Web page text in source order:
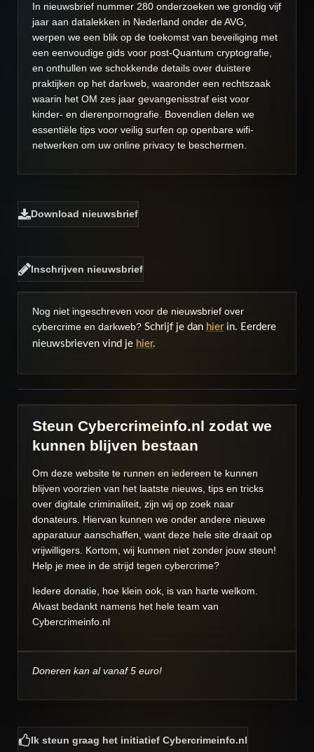
In nieuwsbrief nummer 280 onderzoeken we grondig vijf
jaar aan datalekken in Nederland onder de AVG,
werpen we een blik op de toekomst van beveiliging met
een eenvoudige gids voor post-Quantum cryptografie,
en onthullen we schokkende details over duistere
praktijken op het darkweb, waaronder een rechtszaak
waarin het OM zes jaar gevangenisstraf eist voor
kinder- en dierenpornografie. Bovendien delen we
essentiële tips voor veilig surfen op openbare wifi-
netwerken om uw online privacy te beschermen.
Download nieuwsbrief
Inschrijven nieuwsbrief
Nog niet ingeschreven voor de nieuwsbrief over
cybercrime en darkweb? Schrijf je dan hierin. Eerdere
nieuwsbrieven vind je hier.
Steun Cybercrimeinfo.nl zodat we
kunnen blijven bestaan
Om deze website te runnen en iedereen te kunnen
blijven voorzien van het laatste nieuws, tips en tricks
over digitale criminaliteit, zijn wij op zoek naar
donateurs. Hiervan kunnen we onder andere nieuwe
apparatuur aanschaffen, want deze hele site draait op
vrijwilligers. Kortom, wij kunnen niet zonder jouw steun!
Help je mee in de strijd tegen cybercrime?
Iedere donatie, hoe klein ook, is van harte welkom.
Alvast bedankt namens het hele team van
Cybercrimeinfo.nl
Doneren kan al vanaf 5 euro!
Ik steun graag het initiatief Cybercrimeinfo.nl